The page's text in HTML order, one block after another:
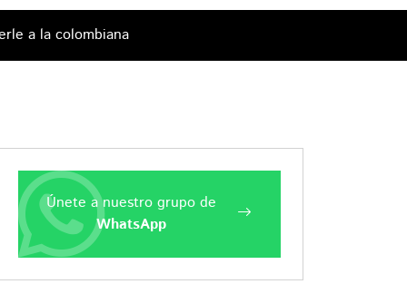
a la colombiana
Únete a nuestro grupo de
WhatsApp